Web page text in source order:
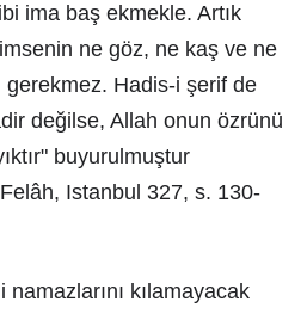
ima baş ekmekle. Artık
ne göz, ne kaş ve ne
Hadis-i şerif de
değilse, Allah onun özrünü
buyurulmuştur
Istanbul 327, s. 130-
kılamayacak